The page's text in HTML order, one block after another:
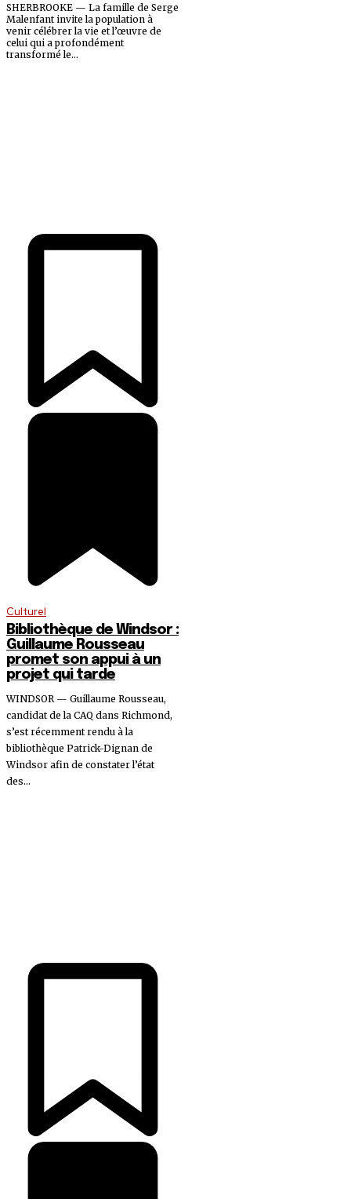
SHERBROOKE — La famille de Serge
Malenfant invite la population à
venir célébrer la vie et l’œuvre de
celui qui a profondément
transformé le...
Culturel
Bibliothèque de Windsor :
Guillaume Rousseau
promet son appui à un
projet qui tarde
WINDSOR — Guillaume Rousseau,
candidat de la CAQ dans Richmond,
s’est récemment rendu à la
bibliothèque Patrick-Dignan de
Windsor afin de constater l’état
des...